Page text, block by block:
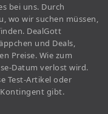
bei uns. Durch
wo wir suchen müssen,
DealGott
und Deals,
Preise. Wie zum
Datum verlost wird.
Test-Artikel oder
gibt.